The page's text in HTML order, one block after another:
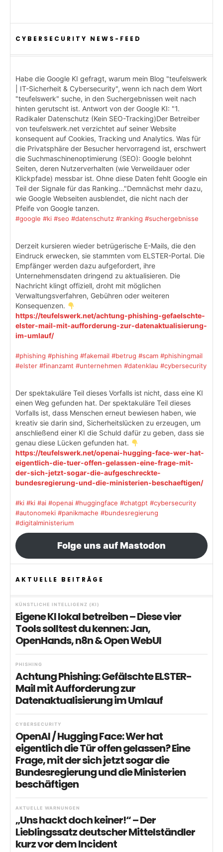
CYBERSECURITY NEWS-FEED
Habe die Google KI gefragt, warum mein Blog "teufelswerk
| IT-Sicherheit & Cybersecurity", wenn ich nach dem Wort
"teufelswerk" suche, in den Suchergebnissen weit nach
hinten gerutscht ist. Antwort von der Google KI: "1.
Radikaler Datenschutz (Kein SEO-Tracking)Der Betreiber
von teufelswerk.net verzichtet auf seiner Website
konsequent auf Cookies, Tracking und Analytics. Was für
die Privatsphäre der Besucher hervorragend ist, erschwert
die Suchmaschinenoptimierung (SEO): Google belohnt
Seiten, deren Nutzerverhalten (wie Verweildauer oder
Klickpfade) messbar ist. Ohne diese Daten fehlt Google ein
Teil der Signale für das Ranking..."Demnächst mehr dazu,
wie Google Webseiten ausblendet, die nicht nach der
Pfeife von Google tanzen.
#google #ki #seo #datenschutz #ranking #suchergebnisse
Derzeit kursieren wieder betrügerische E-Mails, die den
Eindruck erwecken, sie stammten vom ELSTER-Portal. Die
Empfänger werden dazu aufgefordert, ihre
Unternehmensdaten dringend zu aktualisieren. Die
Nachricht klingt offiziell, droht mit möglichen
Verwaltungsverfahren, Gebühren oder weiteren
Konsequenzen.
https://teufelswerk.net/achtung-phishing-gefaelschte-
elster-mail-mit-aufforderung-zur-datenaktualisierung-
im-umlauf/
#phishing #phishing #fakemail #betrug #scam #phishingmail
#elster #finanzamt #unternehmen #datenklau #cybersecurity
Der spektakuläre Teil dieses Vorfalls ist nicht, dass eine KI
einen Weg gefunden hat. Der spektakuläre Teil dieses
Vorfalls ist, dass Menschen erneut bewiesen haben, wie
kreativ sie darin sind, Sicherheitslücken zu erzeugen, um
anschließend einer KI die Schuld dafür zu geben, dass sie
genau diese Lücken gefunden hat.
https://teufelswerk.net/openai-hugging-face-wer-hat-
eigentlich-die-tuer-offen-gelassen-eine-frage-mit-
der-sich-jetzt-sogar-die-aufgeschreckte-
bundesregierung-und-die-ministerien-beschaeftigen/
#ki #ki #ai #openai #huggingface #chatgpt #cybersecurity
#autonomeki #panikmache #bundesregierung
#digitalministerium
Folge uns auf Mastodon
AKTUELLE BEITRÄGE
KÜNSTLICHE INTELLIGENZ (KI)
Eigene KI lokal betreiben – Diese vier
Tools solltest du kennen: Jan,
OpenHands, n8n & Open WebUI
PHISHING
Achtung Phishing: Gefälschte ELSTER-
Mail mit Aufforderung zur
Datenaktualisierung im Umlauf
CYBERSECURITY
OpenAI / Hugging Face: Wer hat
eigentlich die Tür offen gelassen? Eine
Frage, mit der sich jetzt sogar die
Bundesregierung und die Ministerien
beschäftigen
AKTUELLE WARNUNGEN
„Uns hackt doch keiner!“ – Der
Lieblingssatz deutscher Mittelständler
kurz vor dem Incident